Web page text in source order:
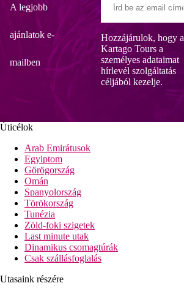
A legjobb
ajánlatok e-
mailben
Hozzájárulok, hogy a
Kartago Tours a
személyes adataimat
hírlevél szolgáltatás
céljából kezelje.
Úticélok
Arab Emirátusok
Egyiptom
Görögország
Omán
Spanyolország
Törökország
Tunézia
Zöld-foki szigetek
Last minute utak
Dinamikus csomagtúrák
Csak szállásfoglalás
Utasaink részére